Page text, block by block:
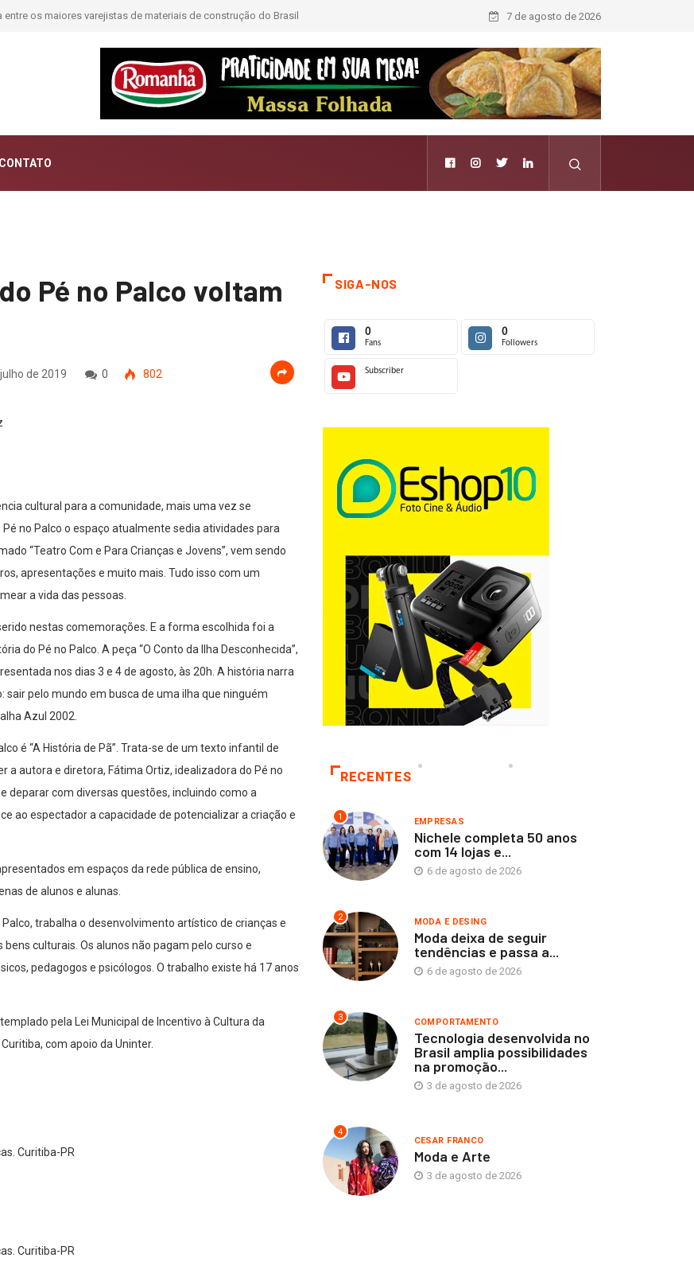
do BrasilModa deixa de seguir tendências e passa a contar histórias; Forward aposta na curadoria como novo luxo7 de agosto de 2026
CONTATO
Pé no Palco voltam
de 2019 0 802
cultural para a comunidade, mais uma vez se
no Palco o espaço atualmente sedia atividades para
“Teatro Com e Para Crianças e Jovens”, vem sendo
apresentações e muito mais. Tudo isso com um
a vida das pessoas.
nestas comemorações. E a forma escolhida foi a
do Pé no Palco. A peça “O Conto da Ilha Desconhecida”,
nos dias 3 e 4 de agosto, às 20h. A história narra
pelo mundo em busca de uma ilha que ninguém
Azul 2002.
é “A História de Pã”. Trata-se de um texto infantil de
a autora e diretora, Fátima Ortiz, idealizadora do Pé no
deparar com diversas questões, incluindo como a
ao espectador a capacidade de potencializar a criação e
em espaços da rede pública de ensino,
de alunos e alunas.
trabalha o desenvolvimento artístico de crianças e
culturais. Os alunos não pagam pelo curso e
pedagogos e psicólogos. O trabalho existe há 17 anos
pela Lei Municipal de Incentivo à Cultura da
com apoio da Uninter.
Curitiba-PR
Curitiba-PR
SIGA-NOS
0
Fans
0
Followers
Subscriber
RECENTES
1 EMPRESAS
Nichele completa 50 anos
com 14 lojas e...
6 de agosto de 2026
2 MODA E DESING
Moda deixa de seguir
tendências e passa a...
6 de agosto de 2026
3 COMPORTAMENTO
Tecnologia desenvolvida no
Brasil amplia possibilidades
na promoção...
3 de agosto de 2026
4
CESAR FRANCO
Moda e Arte
3 de agosto de 2026